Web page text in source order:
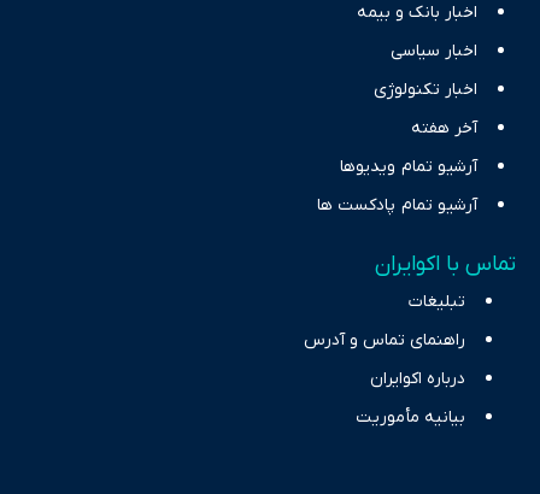
اخبار بانک و بیمه
اخبار سیاسی
اخبار تکنولوژی
آخر هفته
آرشیو تمام ویدیوها
آرشیو تمام پادکست ها
تماس با اکوایران
تبلیغات
راهنمای تماس و آدرس
درباره اکوایران
بیانیه مأموریت